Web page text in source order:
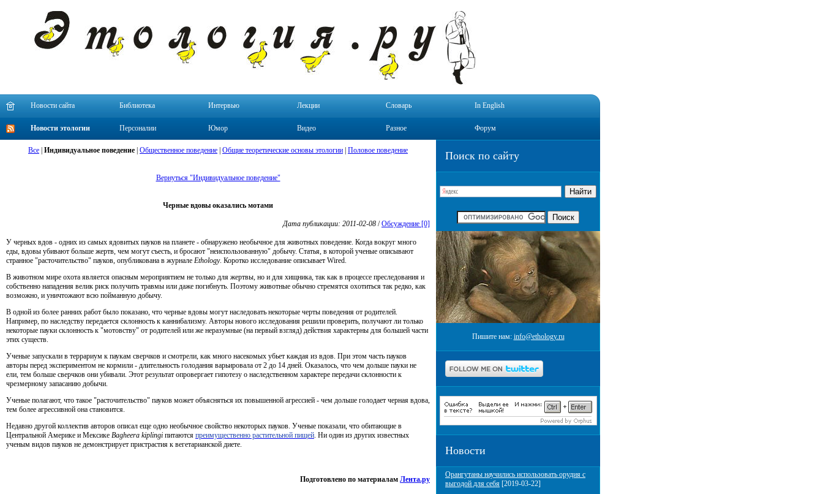
Новости сайта Библиотека Интервью Лекции Словарь In English
Новости этологии Персоналии Юмор Видео Разное Форум
Поиск по сайту
Пишите нам: info@ethology.ru
Новости
Орангутаны научились использовать орудия с
выгодой для себя [2019-03-22]
Все Индивидуальное поведение Общественное поведение Общие теоретические основы этологии Половое поведение
Вернуться "Индивидуальное поведение"
Черные вдовы оказались мотами
Дата публикации: 2011-02-08 /Обсуждение [0]
У черных вдов - одних из самых ядовитых пауков на планете - обнаружено необычное для животных поведение. Когда вокруг много
еды, вдовы убивают больше жертв, чем могут съесть, и бросают "неиспользованную" добычу. Статья, в которой ученые описывают
странное "расточительство" пауков, опубликована в журнале Ethology. Коротко исследование описывает Wired.
В животном мире охота является опасным мероприятием не только для жертвы, но и для хищника, так как в процессе преследования и
собственно нападения велик риск получить травмы или даже погибнуть. Поэтому животные обычно стремятся охотиться так редко, как
возможно, и уничтожают всю пойманную добычу.
В одной из более ранних работ было показано, что черные вдовы могут наследовать некоторые черты поведения от родителей.
Например, по наследству передается склонность к каннибализму. Авторы нового исследования решили проверить, получают ли только
некоторые пауки склонность к "мотовству" от родителей или же неразумные (на первый взгляд) действия характерны для большей части
этих существ.
Ученые запускали в террариум к паукам сверчков и смотрели, как много насекомых убьет каждая из вдов. При этом часть пауков
авторы перед экспериментом не кормили - длительность голодания варьировала от 2 до 14 дней. Оказалось, что чем дольше пауки не
ели, тем больше сверчков они убивали. Этот результат опровергает гипотезу о наследственном характере передачи склонности к
чрезмерному запасанию добычи.
Ученые полагают, что такое "расточительство" пауков может объясняться их повышенной агрессией - чем дольше голодает черная вдова,
тем более агрессивной она становится.
Недавно другой коллектив авторов описал еще одно необычное свойство некоторых пауков. Ученые показали, что обитающие в
Центральной Америке и Мексике Bagheera kiplingi питаются преимущественно растительной пищей. Ни один из других известных
ученым видов пауков не демонстрирует пристрастия к вегетарианской диете.
Подготовлено по материалам Лента.ру